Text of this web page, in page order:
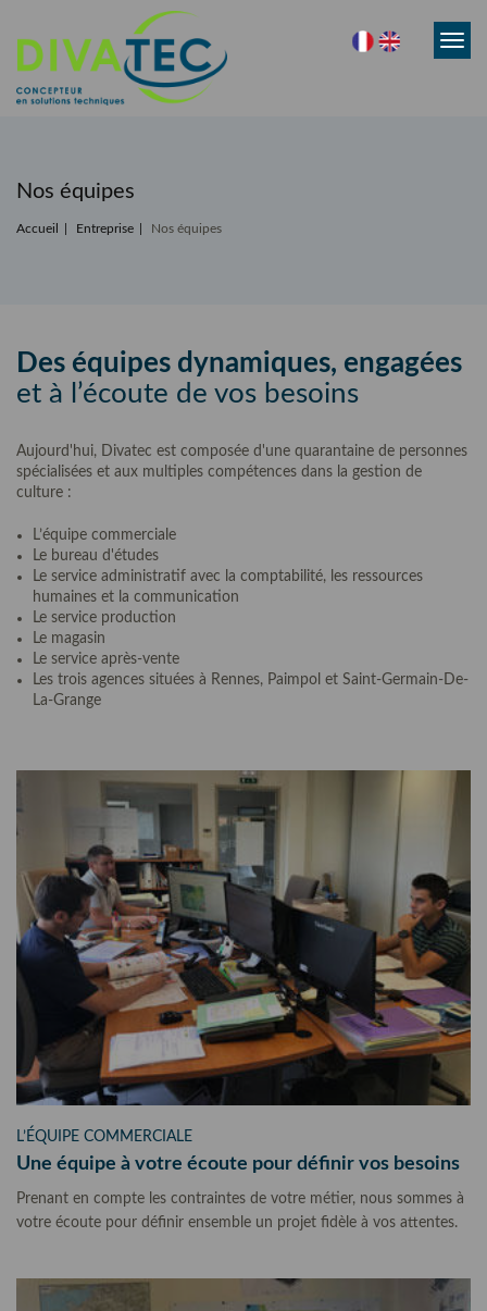
Nos équipes
Accueil Entreprise Nos équipes
Des équipes dynamiques, engagées
et à l’écoute de vos besoins
Aujourd'hui, Divatec est composée d'une quarantaine de personnes
spécialisées et aux multiples compétences dans la gestion de
culture :
L’équipe commerciale
Le bureau d'études
Le service administratif avec la comptabilité, les ressources
humaines et la communication
Le service production
Le magasin
Le service après-vente
Les trois agences situées à Rennes, Paimpol et Saint-Germain-De-
La-Grange
L’ÉQUIPE COMMERCIALE
Une équipe à votre écoute pour définir vos besoins
Prenant en compte les contraintes de votre métier, nous sommes à
votre écoute pour définir ensemble un projet fidèle à vos attentes.